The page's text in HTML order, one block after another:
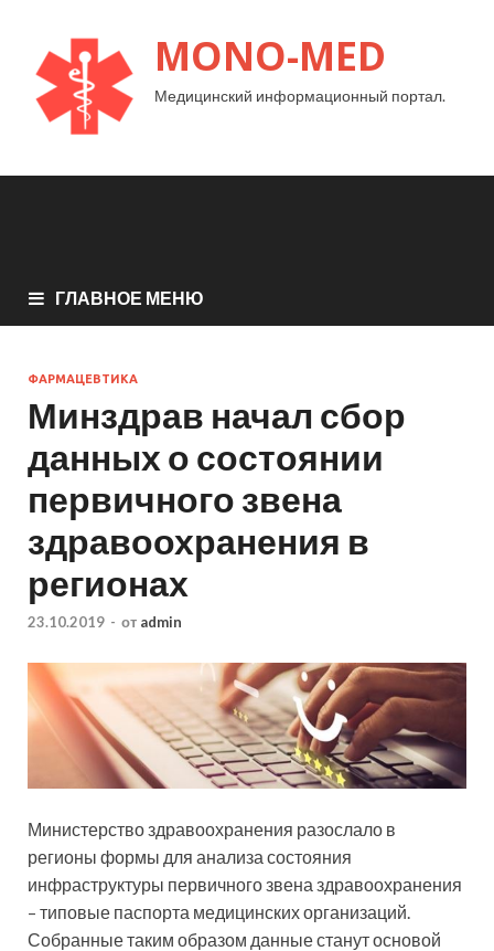
MONO-MED
Медицинский информационный портал.
ГЛАВНОЕ МЕНЮ
ФАРМАЦЕВТИКА
Минздрав начал сбор
данных о состоянии
первичного звена
здравоохранения в
регионах
23.10.2019 - от admin
Министерство здравоохранения разослало в
регионы формы для анализа состояния
инфраструктуры первичного звена здравоохранения
– типовые паспорта медицинских организаций.
Собранные таким образом данные станут основой